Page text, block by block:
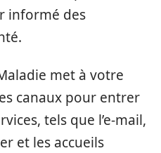
informé des
met à votre
canaux pour entrer
tels que l’e-mail,
et les accueils